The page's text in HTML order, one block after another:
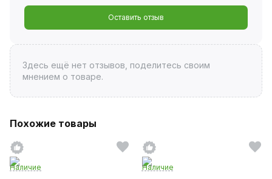
Оставить отзыв
Здесь ещё нет отзывов, поделитесь своим
мнением о товаре.
Похожие товары
Наличие
Наличие